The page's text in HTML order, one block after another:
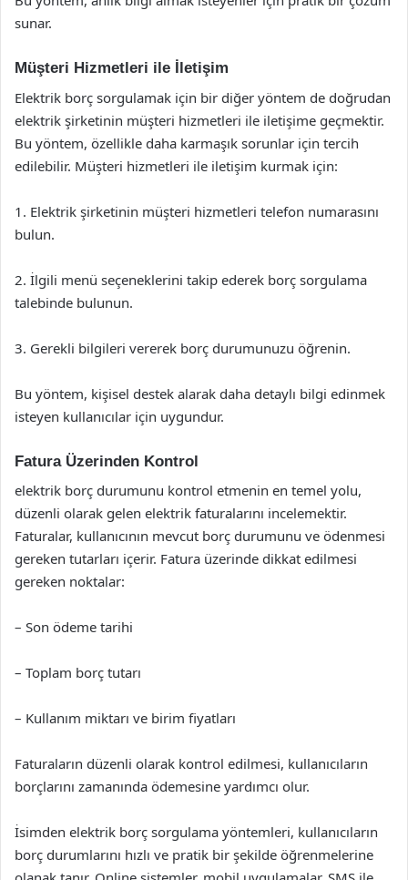
sunar.
Müşteri Hizmetleri ile İletişim
Elektrik borç sorgulamak için bir diğer yöntem de doğrudan
elektrik şirketinin müşteri hizmetleri ile iletişime geçmektir.
Bu yöntem, özellikle daha karmaşık sorunlar için tercih
edilebilir. Müşteri hizmetleri ile iletişim kurmak için:
1. Elektrik şirketinin müşteri hizmetleri telefon numarasını
bulun.
2. İlgili menü seçeneklerini takip ederek borç sorgulama
talebinde bulunun.
3. Gerekli bilgileri vererek borç durumunuzu öğrenin.
Bu yöntem, kişisel destek alarak daha detaylı bilgi edinmek
isteyen kullanıcılar için uygundur.
Fatura Üzerinden Kontrol
elektrik borç durumunu kontrol etmenin en temel yolu,
düzenli olarak gelen elektrik faturalarını incelemektir.
Faturalar, kullanıcının mevcut borç durumunu ve ödenmesi
gereken tutarları içerir. Fatura üzerinde dikkat edilmesi
gereken noktalar:
– Son ödeme tarihi
– Toplam borç tutarı
– Kullanım miktarı ve birim fiyatları
Faturaların düzenli olarak kontrol edilmesi, kullanıcıların
borçlarını zamanında ödemesine yardımcı olur.
İsimden elektrik borç sorgulama yöntemleri, kullanıcıların
borç durumlarını hızlı ve pratik bir şekilde öğrenmelerine